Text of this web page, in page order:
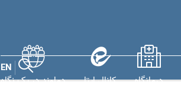
درمانگاه کانال ایتا دماوند در یک نگاه
EN